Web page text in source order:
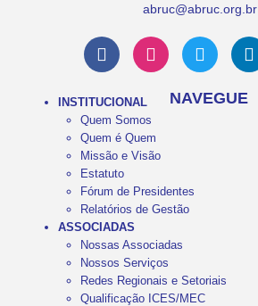
abruc@abruc.org.br
NAVEGUE
INSTITUCIONAL
Quem Somos
Quem é Quem
Missão e Visão
Estatuto
Fórum de Presidentes
Relatórios de Gestão
ASSOCIADAS
Nossas Associadas
Nossos Serviços
Redes Regionais e Setoriais
Qualificação ICES/MEC